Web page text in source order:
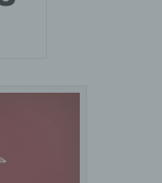
Person
diese
aufbewahrt